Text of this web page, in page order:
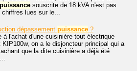
puissance souscrite de 18 kVA n'est pas
chiffres lues sur le...
dépassement puissance ?
l'achat d'une cuisinière tout électrique
on a le disjoncteur principal qui a
que la dite cuisinière a déjà été